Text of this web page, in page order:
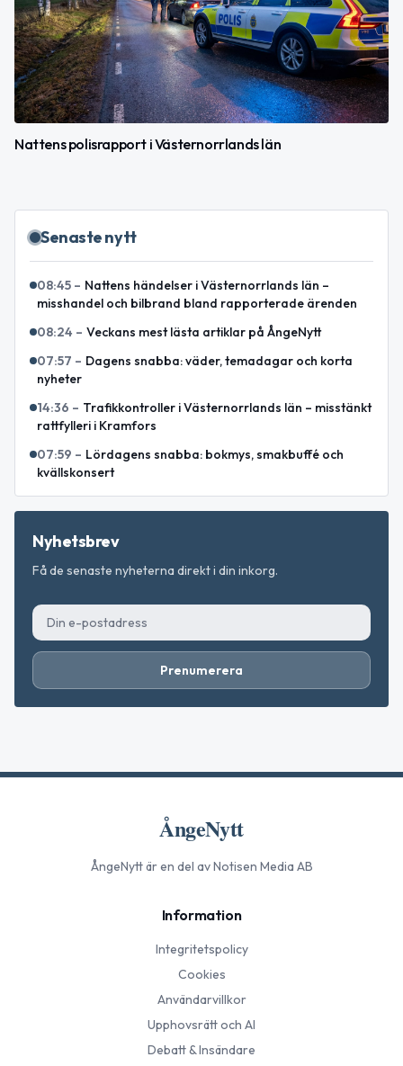
Nattens polisrapport i Västernorrlands län
Senaste nytt
08:45 – Nattens händelser i Västernorrlands län –
misshandel och bilbrand bland rapporterade ärenden
08:24 – Veckans mest lästa artiklar på ÅngeNytt
07:57 – Dagens snabba: väder, temadagar och korta
nyheter
14:36 – Trafikkontroller i Västernorrlands län – misstänkt
rattfylleri i Kramfors
07:59 – Lördagens snabba: bokmys, smakbuffé och
kvällskonsert
Nyhetsbrev
Få de senaste nyheterna direkt i din inkorg.
Prenumerera
ÅngeNytt
ÅngeNyttär en del av Notisen Media AB
Information
Integritetspolicy
Cookies
Användarvillkor
Upphovsrätt och AI
Debatt & Insändare